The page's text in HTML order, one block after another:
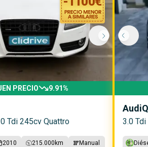
PRECIO 9.91%
Tdi 245cv Quattro
2010 215.000 km Manual
Audi
3.0